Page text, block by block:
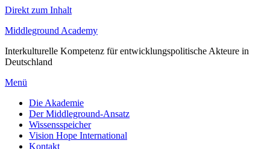
Direkt zum Inhalt
Middleground Academy
Interkulturelle Kompetenz für entwicklungspolitische Akteure in
Deutschland
Menü
Die Akademie
Der Middleground-Ansatz
Wissensspeicher
Vision Hope International
Kontakt